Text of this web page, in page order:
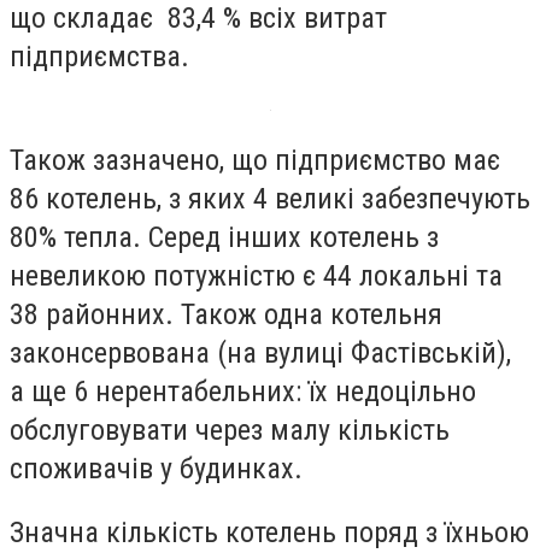
що складає 83,4 % всіх витрат
підприємства.
Також зазначено, що підприємство має
86 котелень, з яких 4 великі забезпечують
80% тепла. Серед інших котелень з
невеликою потужністю є 44 локальні та
38 районних. Також одна котельня
законсервована (на вулиці Фастівській),
а ще 6 нерентабельних: їх недоцільно
обслуговувати через малу кількість
споживачів у будинках.
Значна кількість котелень поряд з їхньою